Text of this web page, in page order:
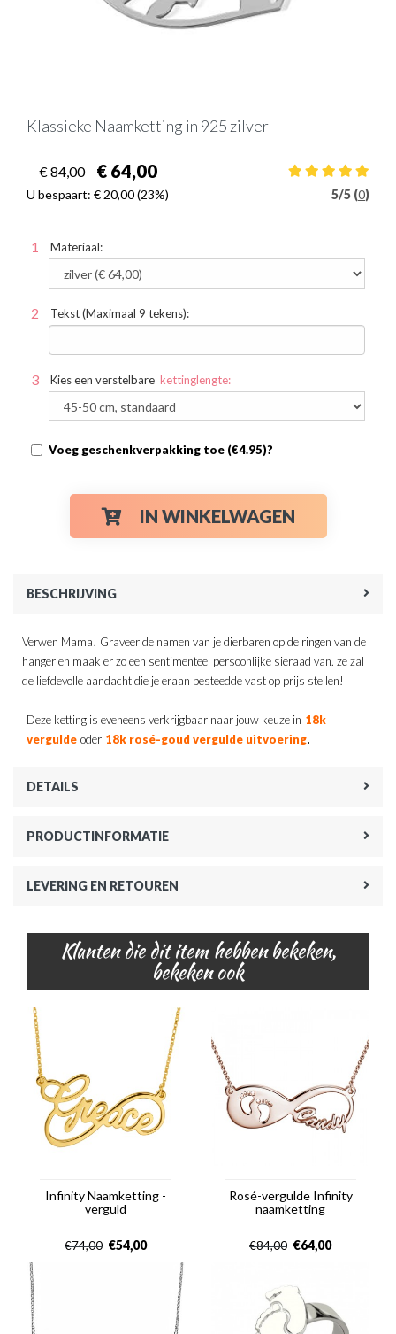
Klassieke Naamketting in 925 zilver
€ 84,00 € 64,00
U bespaart: € 20,00(23%) 5/5 (0)
Materiaal:
Tekst (Maximaal 9 tekens):
Kies een verstelbare kettinglengte:
Voeg geschenkverpakking toe (€4.95)?
IN WINKELWAGEN
BESCHRIJVING
Verwen Mama! Graveer de namen van je dierbaren op de ringen van de
hanger en maak er zo een sentimenteel persoonlijke sieraad van. ze zal
de liefdevolle aandacht die je eraan besteedde vast op prijs stellen!
Deze ketting is eveneens verkrijgbaar naar jouw keuze in 18k
vergulde oder 18k rosé-goud vergulde uitvoering.
DETAILS
PRODUCTINFORMATIE
LEVERING EN RETOUREN
Klanten die dit item hebben bekeken,
bekeken ook
Infinity Naamketting -
verguld
€74,00 €54,00
Rosé-vergulde Infinity
naamketting
€84,00 €64,00